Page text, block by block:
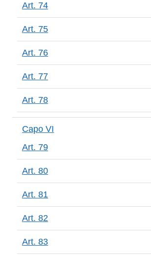
Art. 74
Art. 75
Art. 76
Art. 77
Art. 78
Capo VI
Art. 79
Art. 80
Art. 81
Art. 82
Art. 83